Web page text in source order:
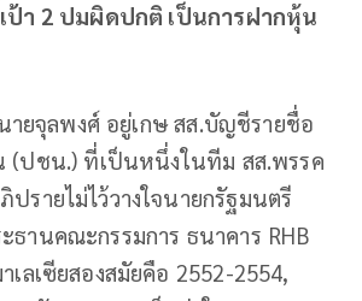
ป้า 2 ปมผิดปกติ เป็นการฝากหุ้น
ายจุลพงศ์ อยู่เกษ สส.บัญชีรายชื่อ
(ปชน.) ที่เป็นหนึ่งในทีม สส.พรรค
รายไม่ไว้วางใจนายกรัฐมนตรี
ธานคณะกรรมการ ธนาคาร RHB
เลเซียสองสมัยคือ 2552-2554,